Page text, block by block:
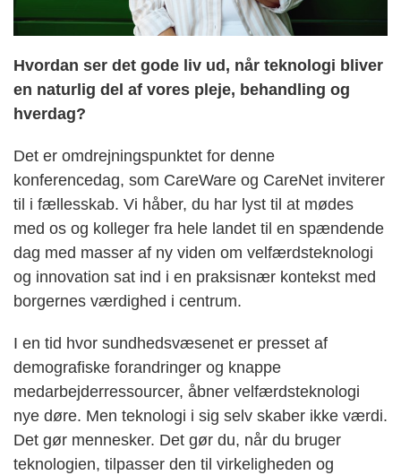
Hvordan ser det gode liv ud, når teknologi bliver
en naturlig del af vores pleje, behandling og
hverdag?
Det er omdrejningspunktet for denne
konferencedag, som CareWare og CareNet inviterer
til i fællesskab. Vi håber, du har lyst til at mødes
med os og kolleger fra hele landet til en spændende
dag med masser af ny viden om velfærdsteknologi
og innovation sat ind i en praksisnær kontekst med
borgernes værdighed i centrum.
I en tid hvor sundhedsvæsenet er presset af
demografiske forandringer og knappe
medarbejderressourcer, åbner velfærdsteknologi
nye døre. Men teknologi i sig selv skaber ikke værdi.
Det gør mennesker. Det gør du, når du bruger
teknologien, tilpasser den til virkeligheden og